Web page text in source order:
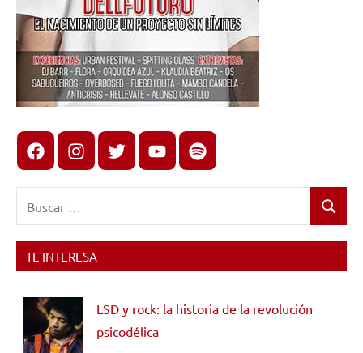
FacebookInstagram
X youtubespotify
Buscar
TE INTERESA
LSD y rock: la historia de la revolución
psicodélica